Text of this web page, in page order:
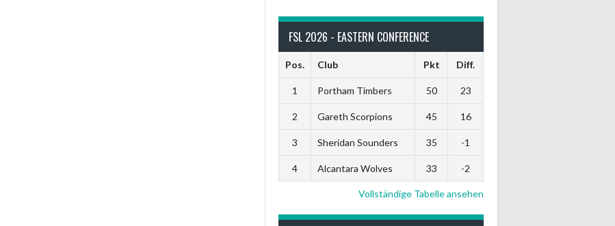
FSL 2026 - EASTERN CONFERENCE
Pos. Club Pkt Diff.
1 Portham Timbers 50 23
2 Gareth Scorpions 45 16
3 Sheridan Sounders 35 -1
4 Alcantara Wolves 33 -2
Vollständige Tabelle ansehen